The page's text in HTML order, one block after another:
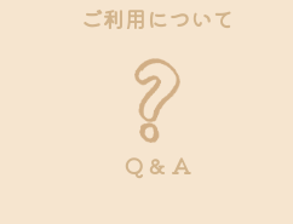
ご利用について
Q & A